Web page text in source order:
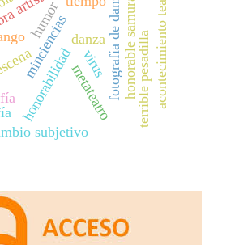
danza
artística
minciencias fotografía de danzahonorable samuraiterrible pesadilla
honorabilidadmetateatro
humor a
c
o
n
t
e
c
i
m
i
e
n
t
o
t
e
a
t
r
a
subjetivo
virus